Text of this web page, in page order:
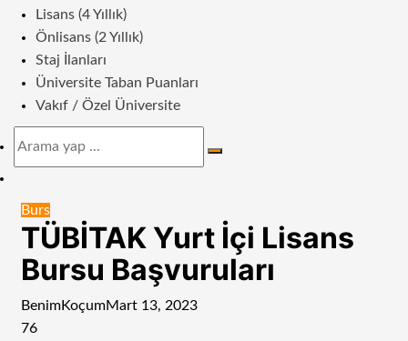
Lisans (4 Yıllık)
Önlisans (2 Yıllık)
Staj İlanları
Üniversite Taban Puanları
Vakıf / Özel Üniversite
Arama
görünümü
değiştir
Burs
TÜBİTAK Yurt İçi Lisans
Bursu Başvuruları
BenimKoçumMart 13, 2023
76